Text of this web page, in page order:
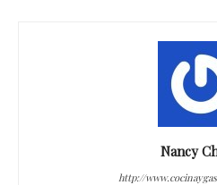
Nancy
http://